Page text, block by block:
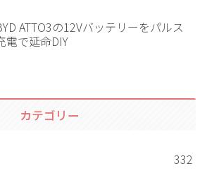
ATTO3の12Vバッテリーをパルス
電で延命DIY
カテゴリー
332